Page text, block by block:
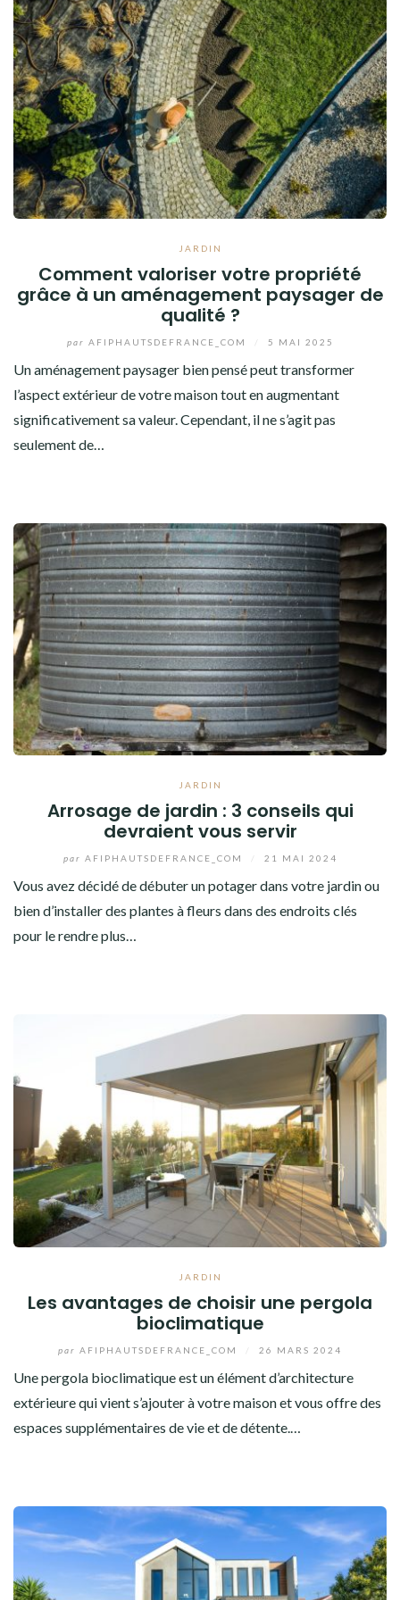
JARDIN
Comment valoriser votre propriété
grâce à un aménagement paysager de
qualité ?
par AFIPHAUTSDEFRANCE_COM 5 MAI 2025
Un aménagement paysager bien pensé peut transformer
l’aspect extérieur de votre maison tout en augmentant
significativement sa valeur. Cependant, il ne s’agit pas
seulement de…
JARDIN
Arrosage de jardin : 3 conseils qui
devraient vous servir
par AFIPHAUTSDEFRANCE_COM 21 MAI 2024
Vous avez décidé de débuter un potager dans votre jardin ou
bien d’installer des plantes à fleurs dans des endroits clés
pour le rendre plus…
JARDIN
Les avantages de choisir une pergola
bioclimatique
par AFIPHAUTSDEFRANCE_COM 26 MARS 2024
Une pergola bioclimatique est un élément d’architecture
extérieure qui vient s’ajouter à votre maison et vous offre des
espaces supplémentaires de vie et de détente.…